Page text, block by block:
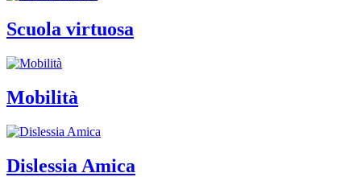
Scuola virtuosa
Mobilità
Dislessia Amica